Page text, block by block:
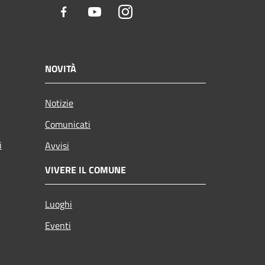
Facebook YoutubeInstagram
NOVITÀ
Notizie
Comunicati
Avvisi
VIVERE IL COMUNE
Luoghi
Eventi